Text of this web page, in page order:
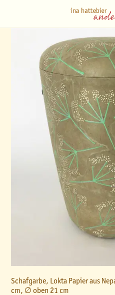
Schafgarbe, Lokta Papier aus
cm, ∅ oben 21 cm